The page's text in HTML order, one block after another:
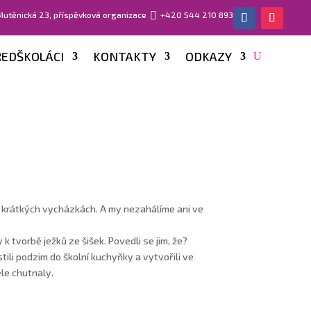
23, příspěvková organizace  +420 544 210 893
KONTAKTY ODKAZY
vycházkách. A my nezahálíme ani ve
tvorbě ježků ze šišek. Povedli se jim, že?
podzim do školní kuchyňky a vytvořili ve
chutnaly.